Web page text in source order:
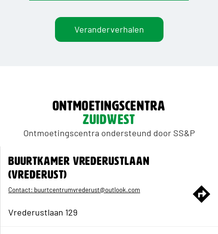
Veranderverhalen
Ontmoetingscentra
zuidwest
Ontmoetingscentra ondersteund door SS&P
BUURTKAMER VREDERUSTLAAN
(VREDERUST)
Contact: buurtcentrumvrederust@outlook.com
Vrederustlaan 129